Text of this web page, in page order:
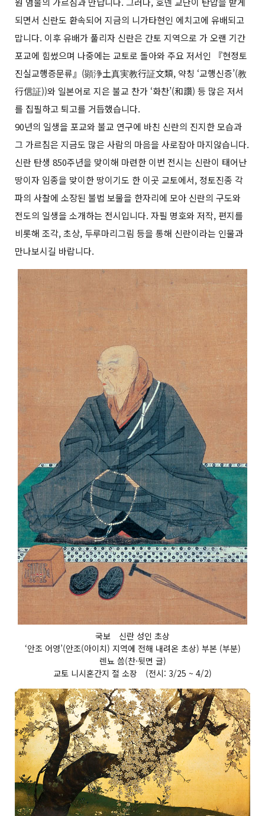
되면서 신란도 환속되어 지금의 니가타현인 에치고에 유배되고
맙니다. 이후 유배가 풀리자 신란은 간토 지역으로 가 오랜 기간
포교에 힘썼으며 나중에는 교토로 돌아와 주요 저서인 『현정토
진실교행증문류』(顕浄土真実教行証文類, 약칭 ‘교행신증’(教
行信証))와 일본어로 지은 불교 찬가 ‘화찬’(和讚) 등 많은 저서
를 집필하고 퇴고를 거듭했습니다.
90년의 일생을 포교와 불교 연구에 바친 신란의 진지한 모습과
그 가르침은 지금도 많은 사람의 마음을 사로잡아 마지않습니다.
신란 탄생 850주년을 맞이해 마련한 이번 전시는 신란이 태어난
땅이자 임종을 맞이한 땅이기도 한 이곳 교토에서, 정토진종 각
파의 사찰에 소장된 불법 보물을 한자리에 모아 신란의 구도와
전도의 일생을 소개하는 전시입니다. 자필 명호와 저작, 편지를
비롯해 조각, 초상, 두루마리그림 등을 통해 신란이라는 인물과
만나보시길 바랍니다.
국보 신란 성인 초상
‘안조 어영’(안조(아이치) 지역에 전해 내려온 초상) 부본 (부분)
렌뇨 씀(찬·뒷면 글)
교토 니시혼간지 절 소장 (전시: 3/25 ~ 4/2)